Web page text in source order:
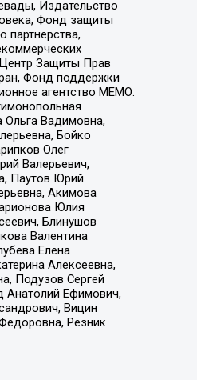
Издательство
Фонд защиты
партнерства,
Центр Защиты Прав
Фонд поддержки
агентство МЕМО.
Вадимовна,
Бойко
Олег
Валерьевич,
Паутов Юрий
Акимова
Юлия
Блинушов
Валентина
Елена
Алексеевна,
Подузов Сергей
Анатолий Ефимович,
Вицин
Резник